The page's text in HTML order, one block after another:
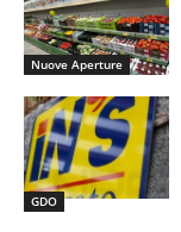
Nuove Aperture
GDO